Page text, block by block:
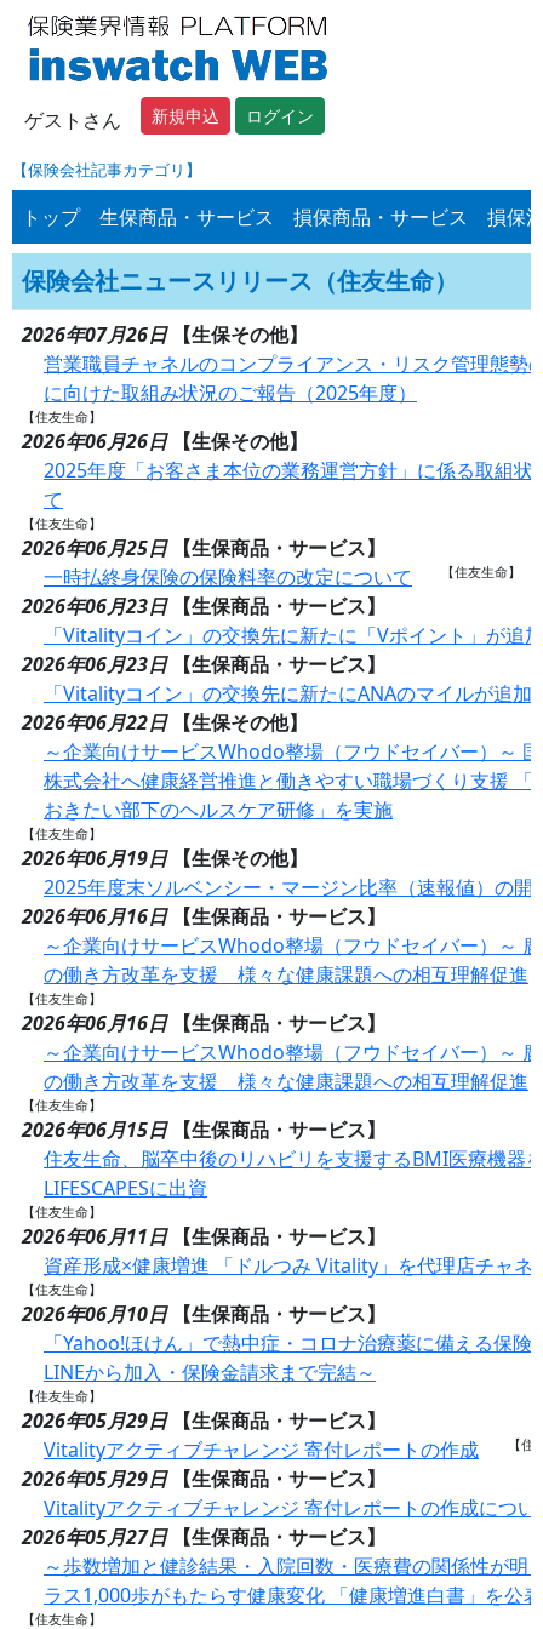
ゲストさん 新規申込 ログイン
【保険会社記事カテゴリ】
トップ 生保商品・サービス 損保商品・サービス 損保
保険会社ニュースリリース（住友生命）
2026年07月26日
【生保その他】
営業職員チャネルのコンプライアンス・リスク管理態勢
に向けた取組み状況のご報告（2025年度）
【住友生命】
2026年06月26日
【生保その他】
2025年度「お客さま本位の業務運営方針」に係る取組状
て
【住友生命】
2026年06月25日
【生保商品・サービス】
一時払終身保険の保険料率の改定について
【住友生命】
2026年06月23日
【生保商品・サービス】
「Vitalityコイン」の交換先に新たに「Vポイント」が追加
2026年06月23日
【生保商品・サービス】
「Vitalityコイン」の交換先に新たにANAのマイルが追加
2026年06月22日
【生保その他】
～企業向けサービスWhodo整場（フウドセイバー）～
株式会社へ健康経営推進と働きやすい職場づくり支援 「
おきたい部下のヘルスケア研修」を実施
【住友生命】
2026年06月19日
【生保その他】
2025年度末ソルベンシー・マージン比率（速報値）の開
2026年06月16日
【生保商品・サービス】
～企業向けサービスWhodo整場（フウドセイバー）～
の働き方改革を支援 様々な健康課題への相互理解促進
【住友生命】
2026年06月16日
【生保商品・サービス】
～企業向けサービスWhodo整場（フウドセイバー）～
の働き方改革を支援 様々な健康課題への相互理解促進
【住友生命】
2026年06月15日
【生保商品・サービス】
住友生命、脳卒中後のリハビリを支援するBMI医療機器
LIFESCAPESに出資
【住友生命】
2026年06月11日
【生保商品・サービス】
資産形成×健康増進 「ドルつみ Vitality」を代理店チャネ
【住友生命】
2026年06月10日
【生保商品・サービス】
「Yahoo!ほけん」で熱中症・コロナ治療薬に備える保険
LINEから加入・保険金請求まで完結～
【住友生命】
2026年05月29日
【生保商品・サービス】
Vitalityアクティブチャレンジ 寄付レポートの作成
【
2026年05月29日
【生保商品・サービス】
Vitalityアクティブチャレンジ 寄付レポートの作成につい
2026年05月27日
【生保商品・サービス】
～歩数増加と健診結果・入院回数・医療費の関係性が明
ラス1,000歩がもたらす健康変化 「健康増進白書」を公表
【住友生命】